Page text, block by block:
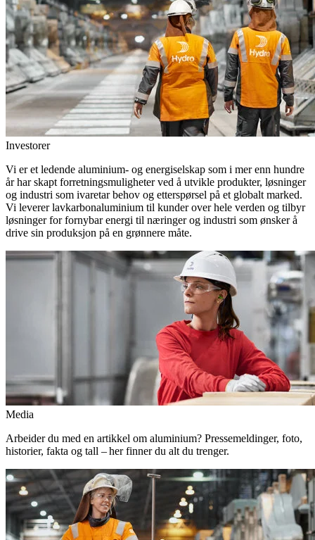
Investorer
Vi er et ledende aluminium- og energiselskap som i mer enn hundre
år har skapt forretningsmuligheter ved å utvikle produkter, løsninger
og industri som ivaretar behov og etterspørsel på et globalt marked.
Vi leverer lavkarbonaluminium til kunder over hele verden og tilbyr
løsninger for fornybar energi til næringer og industri som ønsker å
drive sin produksjon på en grønnere måte.
Media
Arbeider du med en artikkel om aluminium? Pressemeldinger, foto,
historier, fakta og tall – her finner du alt du trenger.